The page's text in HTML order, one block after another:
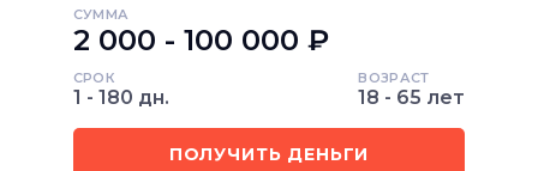
СУММА
2 000 - 100 000 ₽
СРОК
1 - 180 дн.
ВОЗРАСТ
18 - 65 лет
ПОЛУЧИТЬ ДЕНЬГИ